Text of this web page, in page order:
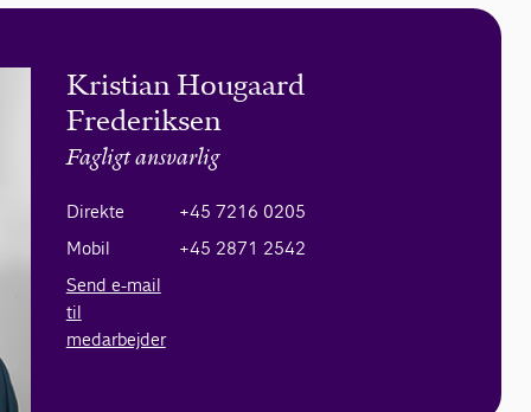
Kristian Hougaard
Frederiksen
Fagligt ansvarlig
Direkte
+45 7216 0205
Mobil
+45 2871 2542
Send e-mail
til
medarbejder